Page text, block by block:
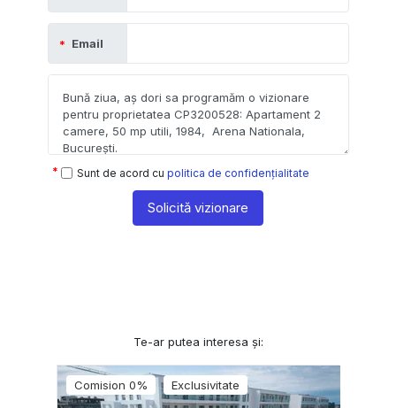
Email
Sunt de acord cu politica de confidențialitate
Solicită vizionare
Te-ar putea interesa și:
Comision 0% Exclusivitate